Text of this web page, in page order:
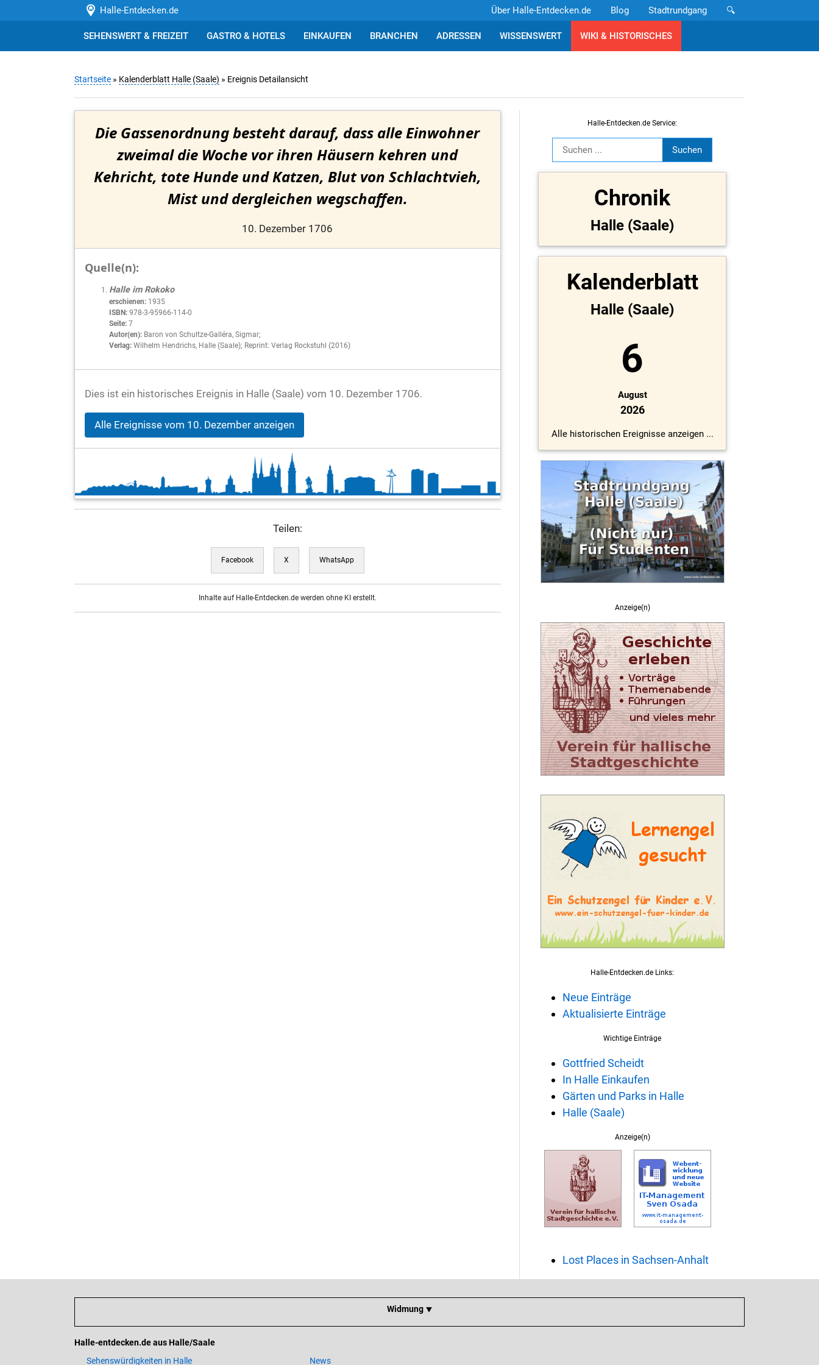
Halle-Entdecken.de 🔍
Stadtrundgang
Blog
Über Halle-Entdecken.de
SEHENSWERT & FREIZEIT GASTRO & HOTELS EINKAUFEN BRANCHEN ADRESSEN WISSENSWERT WIKI & HISTORISCHES
Startseite » Kalenderblatt Halle (Saale) » Ereignis Detailansicht
Die Gassenordnung besteht darauf, dass alle Einwohner
zweimal die Woche vor ihren Häusern kehren und
Kehricht, tote Hunde und Katzen, Blut von Schlachtvieh,
Mist und dergleichen wegschaffen.
10. Dezember 1706
Quelle(n):
Halle im Rokoko
erschienen: 1935
ISBN: 978-3-95966-114-0
Seite: 7
Autor(en): Baron von Schultze-Galléra, Sigmar;
Verlag: Wilhelm Hendrichs, Halle (Saale); Reprint: Verlag Rockstuhl (2016)
Dies ist ein historisches Ereignis in Halle (Saale) vom 10. Dezember 1706.
Alle Ereignisse vom 10. Dezember anzeigen
Teilen:
Facebook X WhatsApp
Inhalte auf Halle-Entdecken.de werden ohne KI erstellt.
Halle-Entdecken.de Service:
Chronik
Halle (Saale)
Kalenderblatt
Halle (Saale)
6
August
2026
Alle historischen Ereignisse anzeigen ...
Anzeige(n)
Halle-Entdecken.de Links:
Neue Einträge
Aktualisierte Einträge
Wichtige Einträge
Gottfried Scheidt
In Halle Einkaufen
Gärten und Parks in Halle
Halle (Saale)
Anzeige(n)
Lost Places in Sachsen-Anhalt
Widmung ⯆
Halle-entdecken.de aus Halle/Saale
Sehenswürdigkeiten in Halle
News